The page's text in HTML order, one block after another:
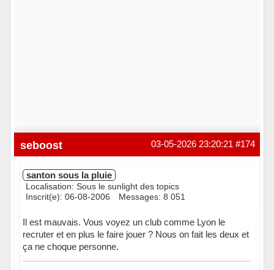
#174
03-05-2026 23:20:21
seboost
santon sous la pluie
Localisation: Sous le sunlight des topics
Inscrit(e): 06-08-2006
Messages: 8 051
Il est mauvais. Vous voyez un club comme Lyon le
recruter et en plus le faire jouer ? Nous on fait les deux et
ça ne choque personne.